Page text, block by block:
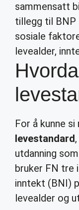
sammensatt
tillegg til BNP
sosiale
levealder,
For å kunne
levestandard
utdanning
bruker FN tre
inntekt (BNI)
levealder og